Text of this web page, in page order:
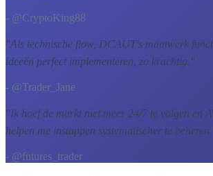
- @CryptoKing88
"Als technische flow, DCAUT's maatwerk
ideeën perfect implementeren, zo krachtig."
- @Trader_Jane
"Ik hoef de markt niet meer 24/7 te volgen en
helpen me instappen systematischer te beheren.
- @futures_trader